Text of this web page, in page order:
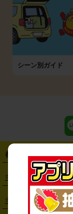
シーン別ガイド
都道府県から探す
・ 北海道 ・青森県
・東京都
・ 栃木県 ・群馬県
主要駅から探す
・ 札幌駅 ・仙台駅
主要空港から探す